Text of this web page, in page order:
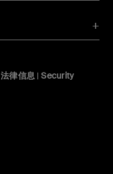
法律信息 |Security